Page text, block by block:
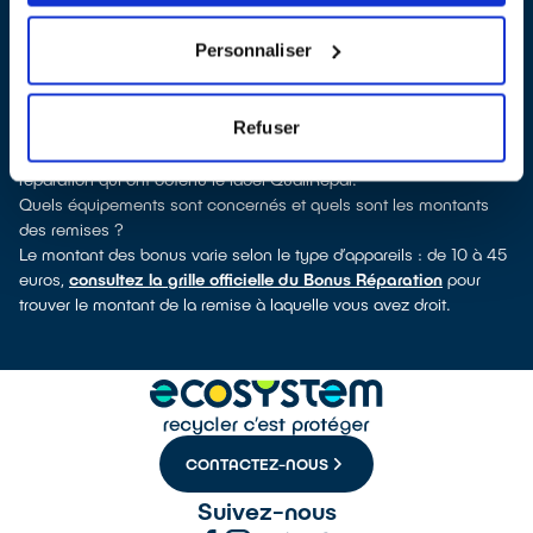
Personnaliser
Refuser
pour quels types d’appareils ce professionnel a obtenu le label.
mobile, outillage électroportatif : à chaque famille d’appareils son
réparateur spécialisé et labellisé QualiRépar.
Comment bénéficier du Bonus Réparation à Égly ?
Immédiatement déduit de la facture par le réparateur, le Bonus
Réparation est en vigueur chez tous les professionnels de la
réparation qui ont obtenu le label QualiRépar.
Quels équipements sont concernés et quels sont les montants
des remises ?
Le montant des bonus varie selon le type d’appareils : de 10 à 45
euros, consultez la grille officielle du Bonus Réparation pour
trouver le montant de la remise à laquelle vous avez droit.
CONTACTEZ-NOUS
Suivez-nous